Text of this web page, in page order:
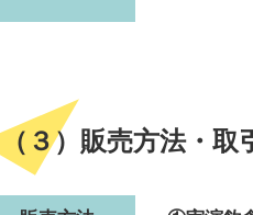
（３）販売方法・取